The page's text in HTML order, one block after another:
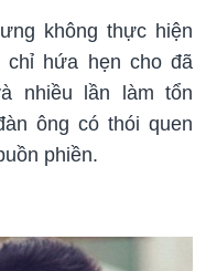
không thực hiện
hứa hẹn cho đã
nhiều lần làm tổn
ông có thói quen
phiền.